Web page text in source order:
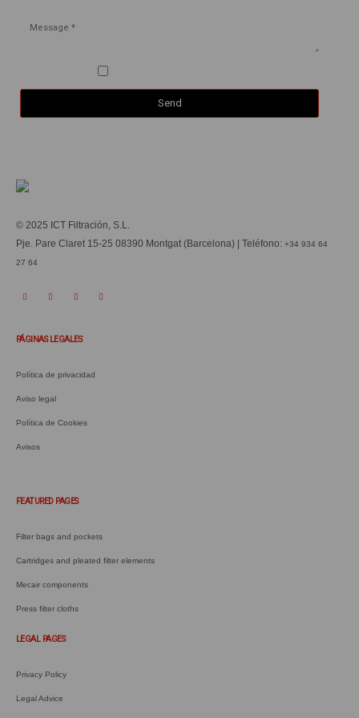
© 2025 ICT Filtración, S.L.
Pje. Pare Claret 15-25 08390 Montgat (Barcelona) | Teléfono: +34 934 64
27 64
PÁGINAS LEGALES
Política de privacidad
Aviso legal
Política de Cookies
Avisos
FEATURED PAGES
Filter bags and pockets
Cartridges and pleated filter elements
Mecair components
Press filter cloths
LEGAL PAGES
Privacy Policy
Legal Advice